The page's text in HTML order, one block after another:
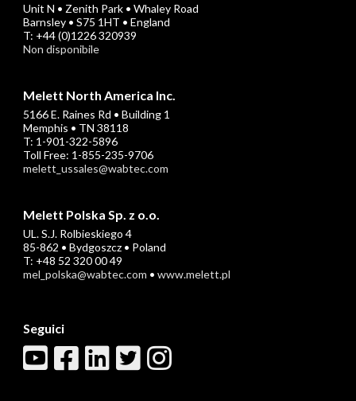
Unit N • Zenith Park • Whaley Road
Barnsley • S75 1HT • England
T: +44 (0)1226 320939
Non disponibile
Melett North America Inc.
5166 E. Raines Rd • Building 1
Memphis • TN 38118
T: 1-901-322-5896
Toll Free: 1-855-235-9706
melett_ussales@wabtec.com
Melett Polska Sp. z o.o.
UL. S.J. Rolbieskiego 4
85-862 • Bydgoszcz • Poland
T: +48 52 320 00 49
mel_polska@wabtec.com • www.melett.pl
Seguici